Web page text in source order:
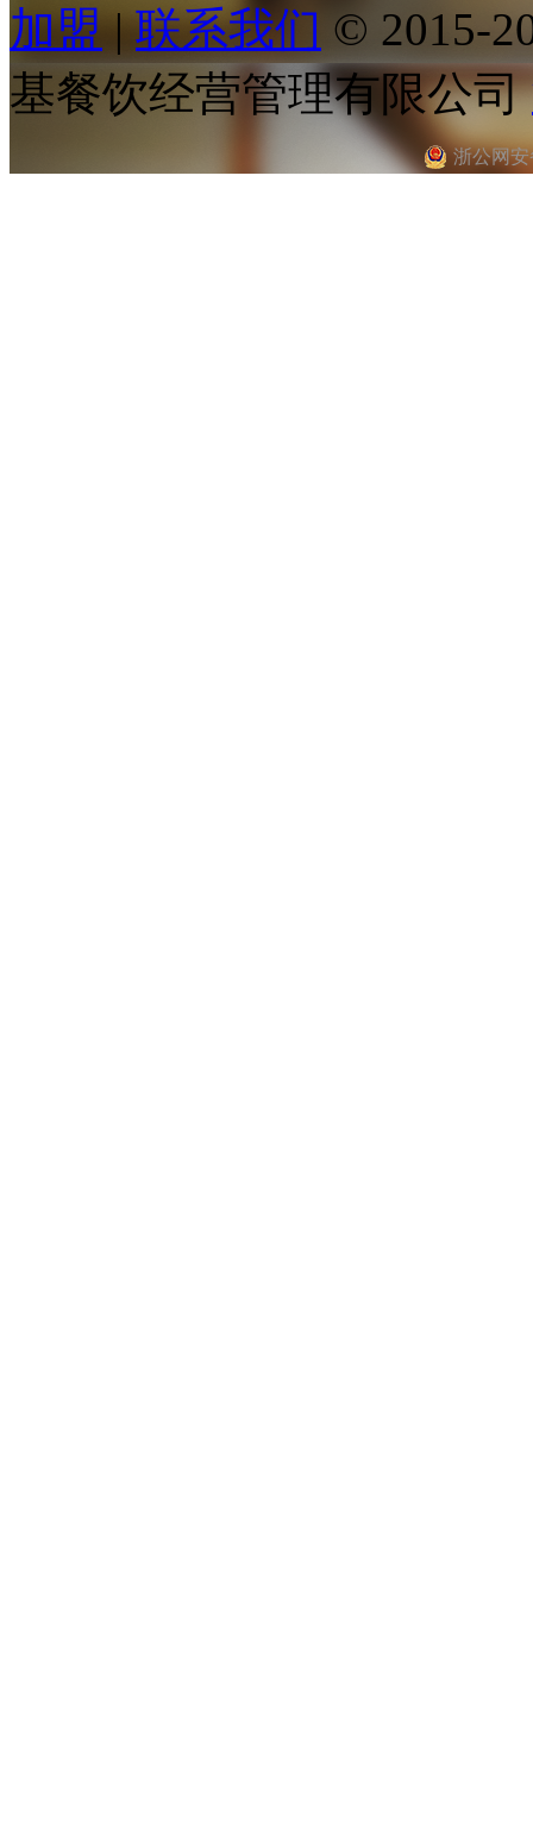
加盟|联系我们 © 2015-
基餐饮经营管理有限公司
浙公网安